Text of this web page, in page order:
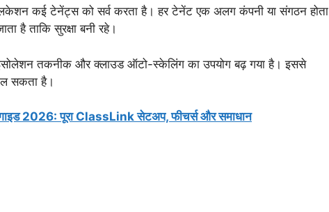
कई टेनेंट्स को सर्व करता है। हर टेनेंट एक अलग कंपनी या संगठन होता
है ताकि सुरक्षा बनी रहे।
तकनीक और क्लाउड ऑटो-स्केलिंग का उपयोग बढ़ गया है। इससे
सकता है।
गाइड 2026: पूरा ClassLink सेटअप, फीचर्स और समाधान